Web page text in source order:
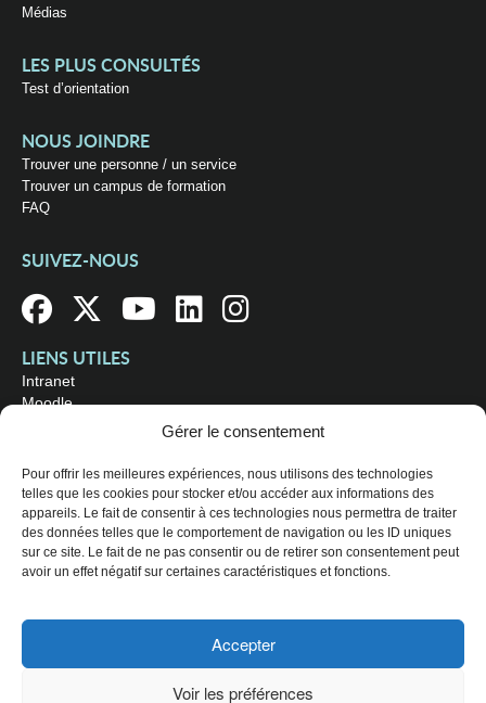
Gérer le consentement
Pour offrir les meilleures expériences, nous utilisons des technologies
telles que les cookies pour stocker et/ou accéder aux informations des
appareils. Le fait de consentir à ces technologies nous permettra de traiter
des données telles que le comportement de navigation ou les ID uniques
sur ce site. Le fait de ne pas consentir ou de retirer son consentement peut
avoir un effet négatif sur certaines caractéristiques et fonctions.
Accepter
Voir les préférences
Médias
LES PLUS CONSULTÉS
Test d’orientation
NOUS JOINDRE
Trouver une personne / un service
Trouver un campus de formation
FAQ
SUIVEZ-NOUS
LIENS UTILES
Intranet
Moodle
OÙ NOUS TROUVER
Campus principal
3800, rue Sherbrooke Est
Montréal (Québec) H1X 2A2
Consultez lesheures d'ouverture
© 2026 Collège de Maisonneuve. Tous droits réservés.